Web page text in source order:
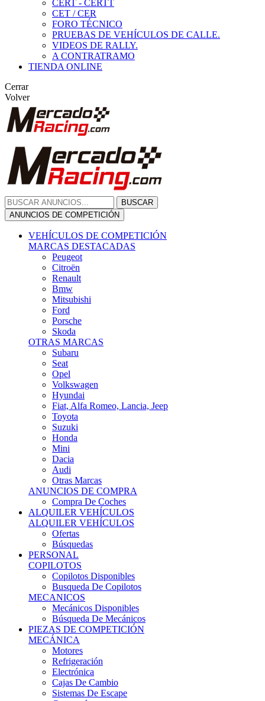
CERT - CERTT
CET / CER
FORO TÉCNICO
PRUEBAS DE VEHÍCULOS DE CALLE.
VIDEOS DE RALLY.
A CONTRATRAMO
TIENDA ONLINE
Cerrar
Volver
BUSCAR
ANUNCIOS DE COMPETICIÓN
VEHÍCULOS DE COMPETICIÓN
MARCAS DESTACADAS
Peugeot
Citroën
Renault
Bmw
Mitsubishi
Ford
Porsche
Skoda
OTRAS MARCAS
Subaru
Seat
Opel
Volkswagen
Hyundai
Fiat, Alfa Romeo, Lancia, Jeep
Toyota
Suzuki
Honda
Mini
Dacia
Audi
Otras Marcas
ANUNCIOS DE COMPRA
Compra De Coches
ALQUILER VEHÍCULOS
ALQUILER VEHÍCULOS
Ofertas
Búsquedas
PERSONAL
COPILOTOS
Copilotos Disponibles
Busqueda De Copilotos
MECANICOS
Mecánicos Disponibles
Búsqueda De Mecánicos
PIEZAS DE COMPETICIÓN
MECÁNICA
Motores
Refrigeración
Electrónica
Cajas De Cambio
Sistemas De Escape